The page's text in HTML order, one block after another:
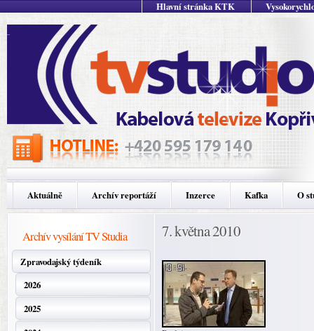
Hlavní stránka KTK
Aktuálně Archív reportáží Inzerce Kafka O
Archív vysílání TV Studia
Zpravodajský týdeník
2026
2025
7. května 2010